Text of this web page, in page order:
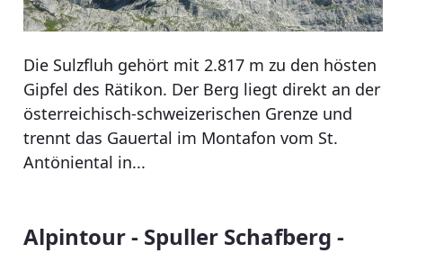
Die Sulzfluh gehört mit 2.817 m zu den hösten
Gipfel des Rätikon. Der Berg liegt direkt an der
österreichisch-schweizerischen Grenze und
trennt das Gauertal im Montafon vom St.
Antöniental in...
Alpintour - Spuller Schafberg -